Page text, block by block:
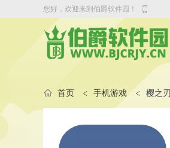
您好，欢迎来到伯爵软件园！
首页 手机游戏 樱之刃